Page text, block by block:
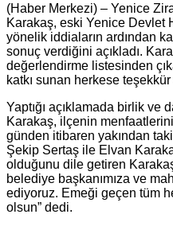
(Haber Merkezi) – Yenice
Karakaş, eski Yenice Devlet
yönelik iddiaların ardından
sonuç verdiğini açıkladı.
değerlendirme listesinden
katkı sunan herkese teşekkür
Yaptığı açıklamada birlik ve
Karakaş, ilçenin
günden itibaren yakından
Şekip Sertaş ile Elvan
olduğunu dile getiren
belediye başkanımıza ve
ediyoruz. Emeği geçen tüm
olsun” dedi.